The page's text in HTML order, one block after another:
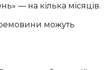
— на кілька місяців.
можуть